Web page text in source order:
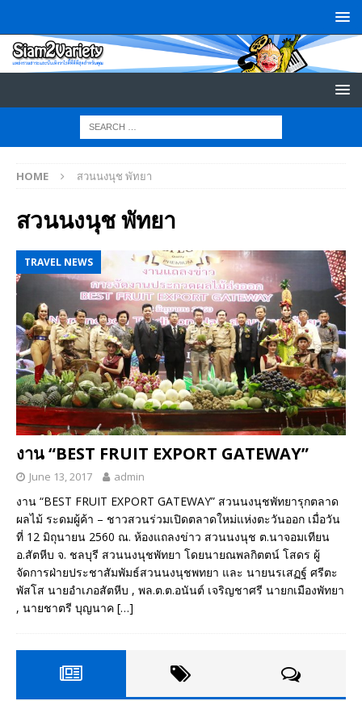
HOME สวนนงนุช พัทยา
สวนนงนุช พัทยา
TRAVEL NEWS
งาน “BEST FRUIT EXPORT GATEWAY”
June 13, 2017 admin
งาน “BEST FRUIT EXPORT GATEWAY” สวนนงนุชพัทยารุกตลาด
ผลไม้ ระดมผู้ค้า – ชาวสวนร่วมเปิดตลาดใหม่แห่งตะวันออก เมื่อวัน
ที่ 12 มิถุนายน 2560 ณ. ห้องแถลงข่าว สวนนงนุช ต.นาจอมเทียน
อ.สัตหีบ จ. ชลบุรี สวนนงนุชพัทยา โดยนายณพลกิตตน์ โสดร ผู้
จัดการฝ่ายประชาสัมพัมธ์สวนนงนุชพทยา และ นายนรเสฏฐ์ ศรีตะ
พัสโส นายอำเภอสัตหีบ , พล.ต.ต.อนันต์ เจริญชาศรี นายกเมืองพัทยา
, นายชาตรี บุญนาค […]